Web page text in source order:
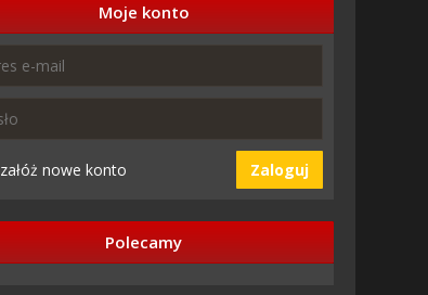
Moje konto
załóż nowe konto Zaloguj
Polecamy